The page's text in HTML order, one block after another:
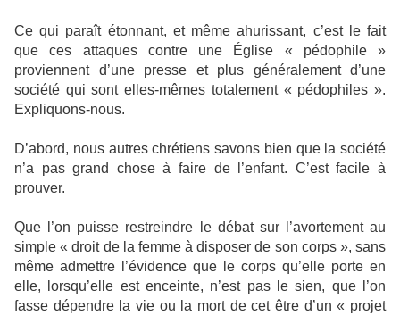
Ce qui paraît étonnant, et même ahurissant, c’est le fait
que ces attaques contre une Église « pédophile »
proviennent d’une presse et plus généralement d’une
société qui sont elles-mêmes totalement « pédophiles ».
Expliquons-nous.
D’abord, nous autres chrétiens savons bien que la société
n’a pas grand chose à faire de l’enfant. C’est facile à
prouver.
Que l’on puisse restreindre le débat sur l’avortement au
simple « droit de la femme à disposer de son corps », sans
même admettre l’évidence que le corps qu’elle porte en
elle, lorsqu’elle est enceinte, n’est pas le sien, que l’on
fasse dépendre la vie ou la mort de cet être d’un « projet